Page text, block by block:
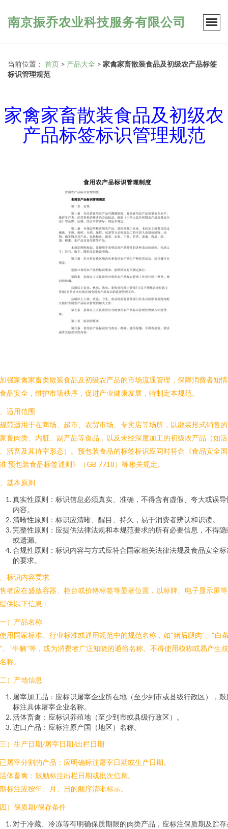
南京振乔农业科技服务有限公司
当前位置： 首页 > 产品大全 > 家禽家畜散装食品及初级农产品标签
标识管理规范
家禽家畜散装食品及初级农
产品标签标识管理规范
强家禽家畜类散装食品及初级农产品的市场流通管理，保障消费者知
品安全，维护市场秩序，促进产业健康发展，特制定本规范。
适用范围
范适用于在商场、超市、农贸市场、专卖店等场所，以散装形式销售
畜肉类、内脏、副产品等食品，以及未经深度加工的初级农产品（如活
活畜及其待宰形态）。预包装食品的标签标识应同时符合《食品安全
预包装食品标签通则》（GB 7718）等相关规定。
基本原则
真实性原则：标识信息必须真实、准确，不得含有虚假、夸大或误导
内容。
清晰性原则：标识应清晰、醒目、持久，易于消费者辨认和识读。
完整性原则：应提供法律法规和本规范要求的所有必要信息，不得隐
或遗漏。
合规性原则：标识内容与方式应符合国家相关法律法规及食品安全标
的要求。
标识内容要求
者应在盛放容器、柜台或价格标签等显著位置，以标牌、电子显示屏
供以下信息：
）产品名称
用国家标准、行业标准或通用规范中的规范名称，如“猪后腿肉”、“白
、“牛腩”等，或为消费者广泛知晓的通俗名称。不得使用模糊或易产生
称。
）产地信息
屠宰加工品：应标识屠宰企业所在地（至少到市或县级行政区），鼓
标注具体屠宰企业名称。
活体畜禽：应标识养殖地（至少到市或县级行政区）。
进口产品：应标注原产国（地区）名称。
）生产日期/屠宰日期/出栏日期
屠宰分割的产品：应明确标注屠宰日期或生产日期。
体畜禽：鼓励标注出栏日期或批次信息。
标注应按年、月、日的顺序清晰标示。
）保质期/保存条件
对于冷藏、冷冻等有明确保质期限的肉类产品，应标注保质期及贮存